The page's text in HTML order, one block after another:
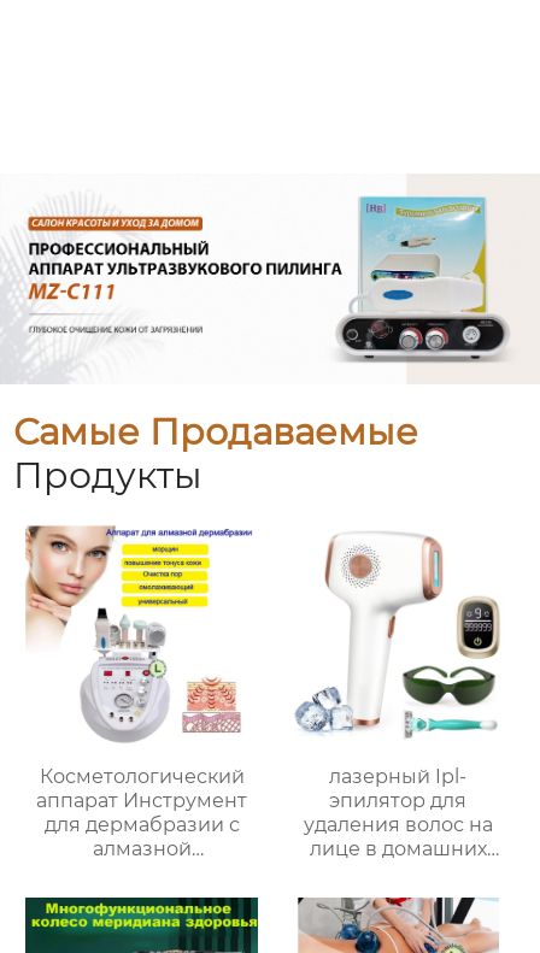
Самые Продаваемые
Продукты
Косметологический
аппарат Инструмент
для дермабразии с
алмазной
укрепляет, очищает
кожу, улучшает цвет
лица и способствует
лазерный Ipl-
эпилятор для
удаления волос на
лице в домашних